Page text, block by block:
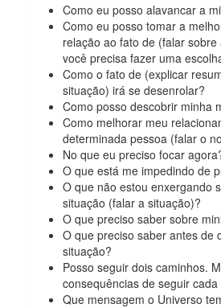
Como eu posso alavancar a
Como eu posso tomar a
relação ao fato de (falar
você precisa fazer uma
Como o fato de (explicar
situação) irá se desenrolar?
Como posso descobrir minha
Como melhorar meu
determinada pessoa (falar o
No que eu preciso focar
O que está me impedindo de
O que não estou enxergando
situação (falar a situação)?
O que preciso saber sobre
O que preciso saber antes de
situação?
Posso seguir dois caminhos.
consequências de seguir
Que mensagem o Universo